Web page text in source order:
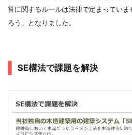
算に関するルールは法律で定まってい
ろう」となりました。
SE構法で課題を解決